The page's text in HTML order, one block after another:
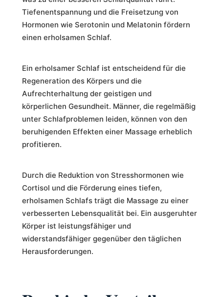
Tiefenentspannung und die Freisetzung von
Hormonen wie Serotonin und Melatonin fördern
einen erholsamen Schlaf.
Ein erholsamer Schlaf ist entscheidend für die
Regeneration des Körpers und die
Aufrechterhaltung der geistigen und
körperlichen Gesundheit. Männer, die regelmäßig
unter Schlafproblemen leiden, können von den
beruhigenden Effekten einer Massage erheblich
profitieren.
Durch die Reduktion von Stresshormonen wie
Cortisol und die Förderung eines tiefen,
erholsamen Schlafs trägt die Massage zu einer
verbesserten Lebensqualität bei. Ein ausgeruhter
Körper ist leistungsfähiger und
widerstandsfähiger gegenüber den täglichen
Herausforderungen.